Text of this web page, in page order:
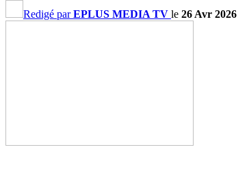
Redigé parEPLUS MEDIA TV le 26 Avr 2026